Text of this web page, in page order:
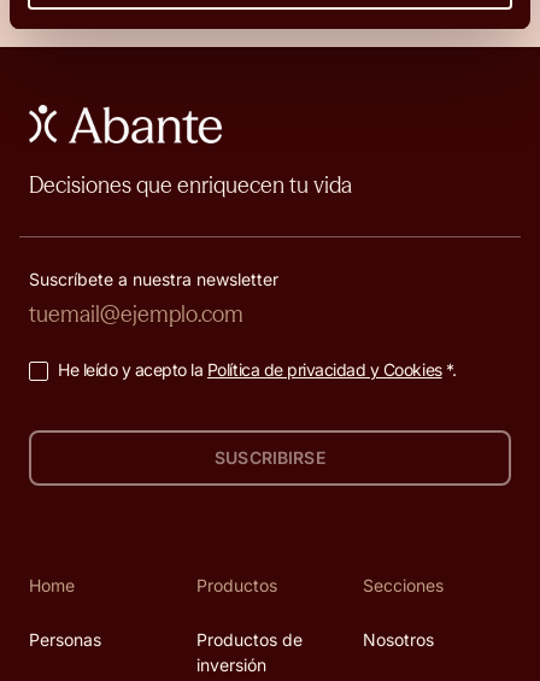
Decisiones que enriquecen tu vida
Suscríbete a nuestra newsletter
He leído y acepto la Política de privacidad y Cookies*.
SUSCRIBIRSE
Home
Personas
Productos
Productos de
inversión
Secciones
Nosotros